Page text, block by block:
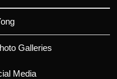
Galleries
Media